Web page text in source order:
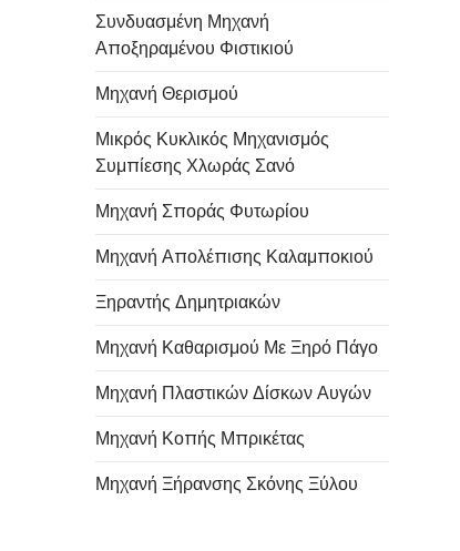
Συνδυασμένη Μηχανή
Αποξηραμένου Φιστικιού
Μηχανή Θερισμού
Μικρός Κυκλικός Μηχανισμός
Συμπίεσης Χλωράς Σανό
Μηχανή Σποράς Φυτωρίου
Μηχανή Απολέπισης Καλαμποκιού
Ξηραντής Δημητριακών
Μηχανή Καθαρισμού Με Ξηρό Πάγο
Μηχανή Πλαστικών Δίσκων Αυγών
Μηχανή Κοπής Μπρικέτας
Μηχανή Ξήρανσης Σκόνης Ξύλου
Swahili
Urdu
Italian